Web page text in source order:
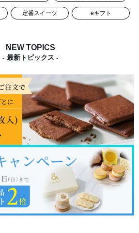
定番スイーツ eギフト
NEW TOPICS
- 最新トピックス -